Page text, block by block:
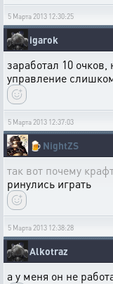
5 Марта 2013 12:30:25
igarok
заработал 10 очков,
управление
5 Марта 2013 12:37:03
🍺 NightZS
так вот почему
ринулись играть
5 Марта 2013 12:38:28
Alkotraz
а у меня он не